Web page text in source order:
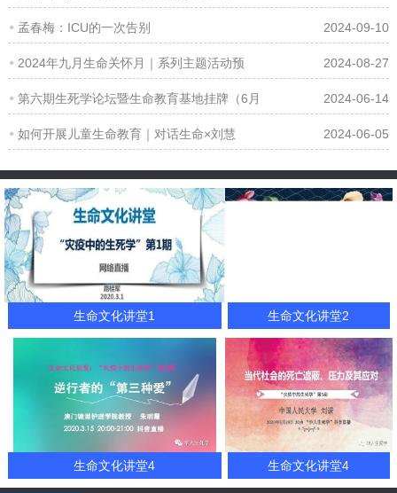
孟春梅：ICU的一次告别 2024-09-10
2024年九月生命关怀月｜系列主题活动预 2024-08-27
第六期生死学论坛暨生命教育基地挂牌（6月 2024-06-14
如何开展儿童生命教育｜对话生命×刘慧 2024-06-05
生命文化讲堂1 生命文化讲堂2
生命文化讲堂4 生命文化讲堂4